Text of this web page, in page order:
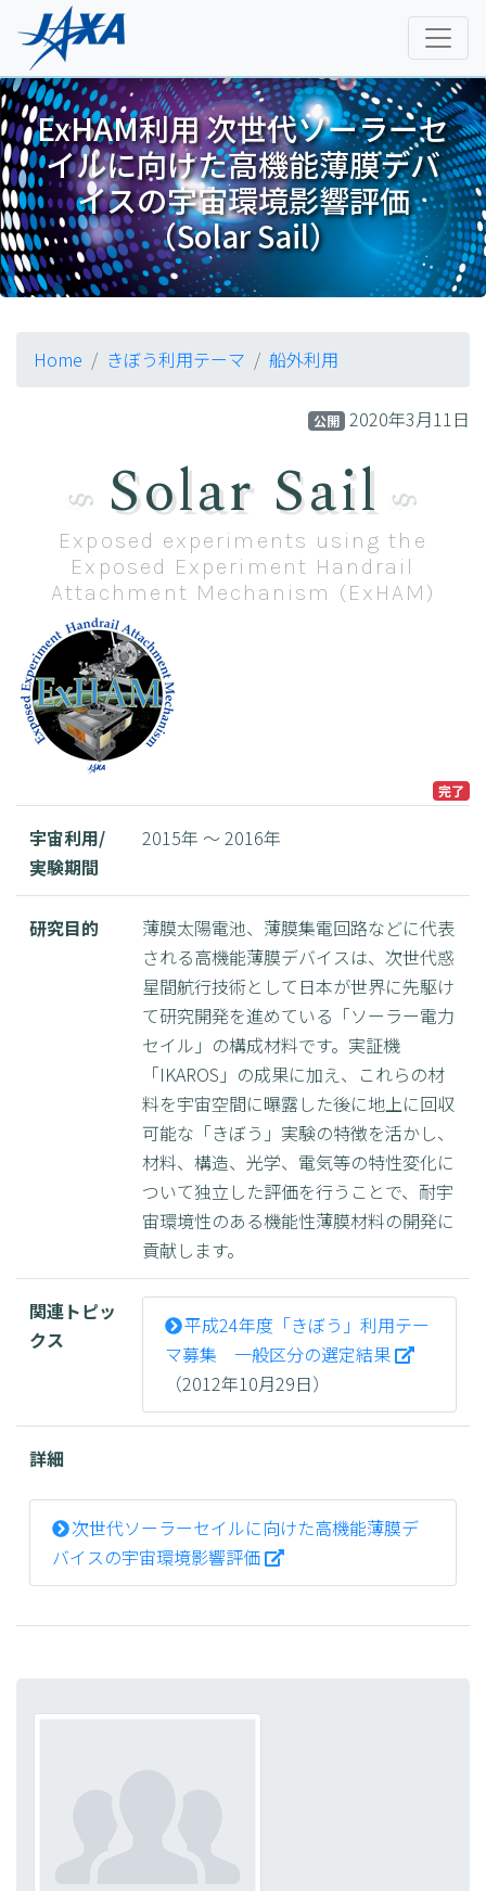
ExHAM利用 次世代ソーラーセ
イルに向けた高機能薄膜デバ
イスの宇宙環境影響評価
（Solar Sail）
Home きぼう利用テーマ 船外利用
公開 2020年3月11日
Solar Sail
Exposed experiments using the
Exposed Experiment Handrail
Attachment Mechanism (ExHAM)
完了
宇宙利用/
実験期間
2015年 ～ 2016年
研究目的
薄膜太陽電池、薄膜集電回路などに代表
される高機能薄膜デバイスは、次世代惑
星間航行技術として日本が世界に先駆け
て研究開発を進めている「ソーラー電力
セイル」の構成材料です。実証機
「IKAROS」の成果に加え、これらの材
料を宇宙空間に曝露した後に地上に回収
可能な「きぼう」実験の特徴を活かし、
材料、構造、光学、電気等の特性変化に
ついて独立した評価を行うことで、耐宇
宙環境性のある機能性薄膜材料の開発に
貢献します。
関連トピッ
クス
平成24年度「きぼう」利用テー
マ募集 一般区分の選定結果
（2012年10月29日）
詳細
次世代ソーラーセイルに向けた高機能薄膜デ
バイスの宇宙環境影響評価